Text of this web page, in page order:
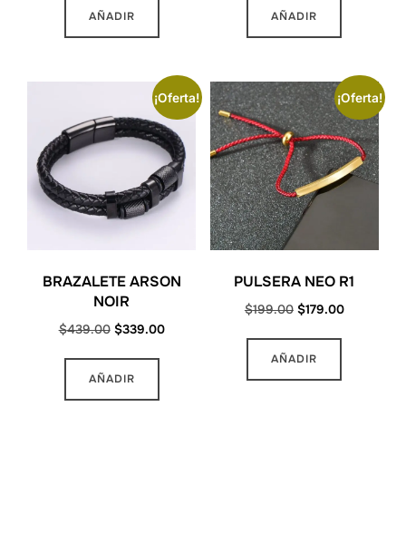
was:
AÑADIR
was:
AÑADIR
¡Oferta!
BRAZALETE ARSON
NOIR
$439.00 Original
was:
$339.00Current
AÑADIR
¡Oferta!
PULSERA NEO R1
$199.00 Original
was:
$179.00Current
AÑADIR